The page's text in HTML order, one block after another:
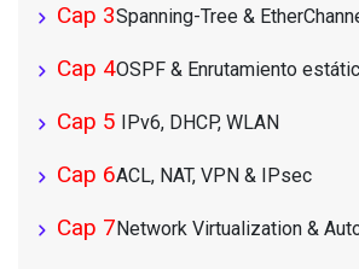
Cap 3Spanning-Tree &
Cap 4OSPF & Enrutamiento
Cap 5 IPv6, DHCP, WLAN
Cap 6ACL, NAT, VPN & IPsec
Cap 7Network Virtualization &